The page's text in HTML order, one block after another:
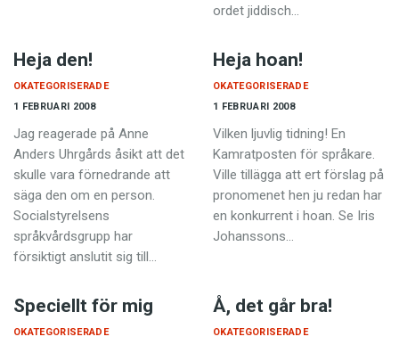
ordet jiddisch…
Heja den!
1 FEBRUARI 2008
OKATEGORISERADE
Jag reagerade på Anne
Anders Uhrgårds åsikt att det
skulle vara förnedrande att
säga den om en person.
Socialstyrelsens
språkvårdsgrupp har
försiktigt anslutit sig till…
Heja hoan!
1 FEBRUARI 2008
OKATEGORISERADE
Vilken ljuvlig tidning! En
Kamratposten för språkare.
Ville tillägga att ert förslag på
pronomenet hen ju redan har
en konkurrent i hoan. Se Iris
Johanssons…
Speciellt för mig
OKATEGORISERADE
Å, det går bra!
OKATEGORISERADE